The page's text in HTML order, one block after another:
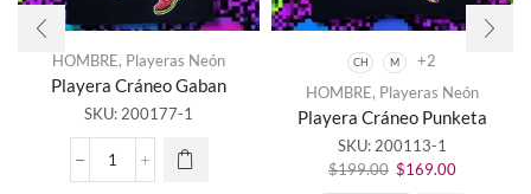
HOMBRE, Playeras Neón
Playera Cráneo Gaban
SKU:200177-1
Playera
CH M
+2
HOMBRE, Playeras Neón
Playera Cráneo Punketa
SKU: 200113-1
$199.00 El
$169.00El
Este
producto
tiene
múltiples
variantes.